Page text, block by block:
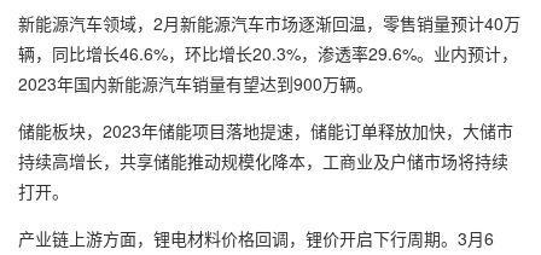
新能源汽车领域，2月新能源汽车市场逐渐回温，零售销量预计40万
辆，同比增长46.6%，环比增长20.3%，渗透率29.6%。业内预计，
2023年国内新能源汽车销量有望达到900万辆。
储能板块，2023年储能项目落地提速，储能订单释放加快，大储市
持续高增长，共享储能推动规模化降本，工商业及户储市场将持续
打开。
产业链上游方面，锂电材料价格回调，锂价开启下行周期。3月6